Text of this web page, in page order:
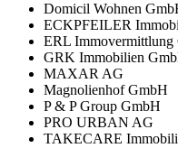
Domicil Wohnen
ECKPFEILER
ERL Immovermittlung
GRK Immobilien
MAXAR AG
Magnolienhof GmbH
P & P Group GmbH
PRO URBAN AG
TAKECARE